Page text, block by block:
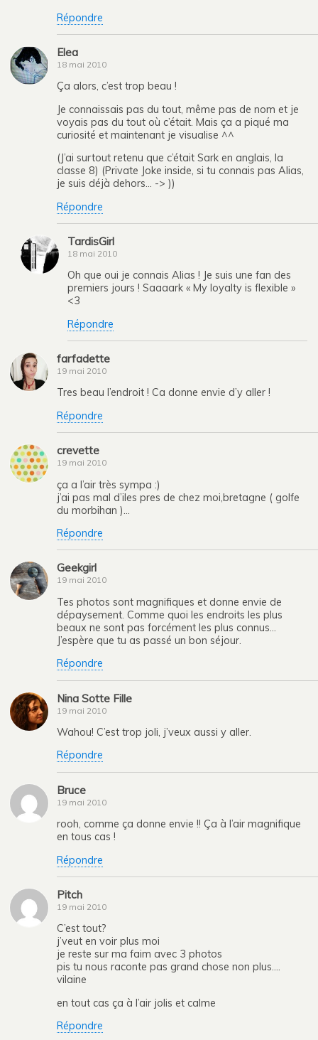
Répondre
Elea
18 mai 2010
Ça alors, c’est trop beau !
Je connaissais pas du tout, même pas de nom et je
voyais pas du tout où c’était. Mais ça a piqué ma
curiosité et maintenant je visualise ^^
(J’ai surtout retenu que c’était Sark en anglais, la
classe 8) (Private Joke inside, si tu connais pas Alias,
je suis déjà dehors… -> ))
Répondre
TardisGirl
18 mai 2010
Oh que oui je connais Alias ! Je suis une fan des
premiers jours ! Saaaark « My loyalty is flexible »
<3
Répondre
farfadette
19 mai 2010
Tres beau l’endroit ! Ca donne envie d’y aller !
Répondre
crevette
19 mai 2010
ça a l’air très sympa :)
j’ai pas mal d’iles pres de chez moi,bretagne ( golfe
du morbihan )…
Répondre
Geekgirl
19 mai 2010
Tes photos sont magnifiques et donne envie de
dépaysement. Comme quoi les endroits les plus
beaux ne sont pas forcément les plus connus…
J’espère que tu as passé un bon séjour.
Répondre
Nina Sotte Fille
19 mai 2010
Wahou! C’est trop joli, j’veux aussi y aller.
Répondre
Bruce
19 mai 2010
rooh, comme ça donne envie !! Ça à l’air magnifique
en tous cas !
Répondre
Pitch
19 mai 2010
C’est tout?
j’veut en voir plus moi
je reste sur ma faim avec 3 photos
pis tu nous raconte pas grand chose non plus….
vilaine
en tout cas ça à l’air jolis et calme
Répondre